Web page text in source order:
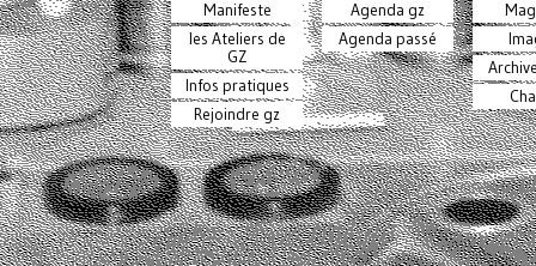
Manifeste
les Ateliers de
GZ
Infos pratiques
Rejoindre gz
Agenda gz
Agenda passé